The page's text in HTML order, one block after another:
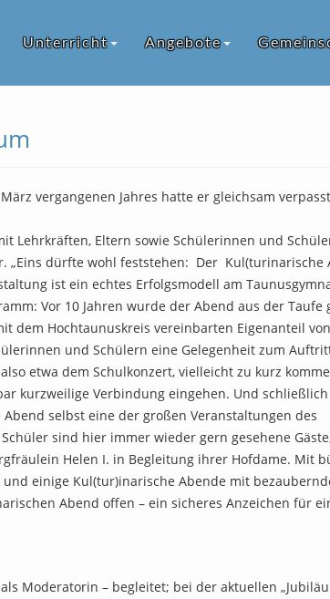
Unterricht Angebote
vergangenen Jahres hatte er gleichsam
Lehrkräften, Eltern sowie Schülerinnen und
„Eins dürfte wohl feststehen: Der Kul(turinarische
ist ein echtes Erfolgsmodell am
Vor 10 Jahren wurde der Abend aus der Taufe
Hochtaunuskreis vereinbarten Eigenanteil
und Schülern eine Gelegenheit zum
etwa dem Schulkonzert, vielleicht zu kurz
kurzweilige Verbindung eingehen. Und
selbst eine der großen Veranstaltungen des
sind hier immer wieder gern gesehene
Helen I. in Begleitung ihrer Hofdame. Mit
einige Kul(tur)inarische Abende mit
Abend offen – ein sicheres Anzeichen für
Moderatorin – begleitet; bei der aktuellen